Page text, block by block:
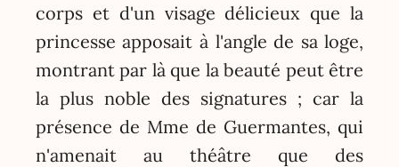
corps et d'un visage délicieux que la
princesse apposait à l'angle de sa loge,
montrant par là que la beauté peut être
la plus noble des signatures ; car la
présence de Mme de Guermantes, qui
n'amenait au théâtre que des